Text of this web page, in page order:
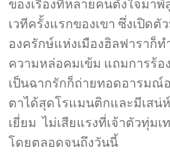
ของเรื่องที่หลายคนตั้งใจมา
เวทีครั้งแรกของเขา ซึ่งเปิด
องครักษ์แห่งเมืองฮิลฟาราก็ท
ความหล่อคมเข้ม แถมการร้อ
เป็นฉากรักก็ถ่ายทอดอารมณ์
ตาได้สุดโรแมนติกและมีเส
เยี่ยม ไม่เสียแรงที่เจ้าตัวทุ่ม
โดยตลอดจนถึงวันนี้